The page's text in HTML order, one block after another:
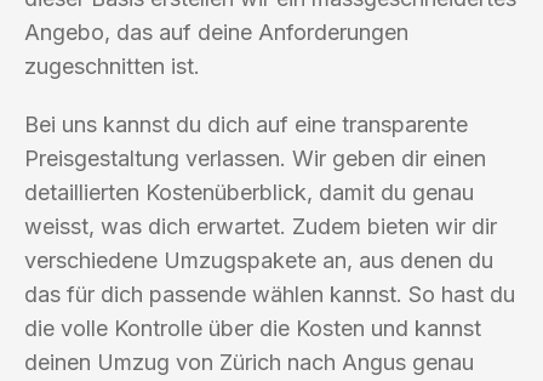
Angebo, das auf deine Anforderungen
zugeschnitten ist.
Bei uns kannst du dich auf eine transparente
Preisgestaltung verlassen. Wir geben dir einen
detaillierten Kostenüberblick, damit du genau
weisst, was dich erwartet. Zudem bieten wir dir
verschiedene Umzugspakete an, aus denen du
das für dich passende wählen kannst. So hast du
die volle Kontrolle über die Kosten und kannst
deinen Umzug von Zürich nach Angus genau